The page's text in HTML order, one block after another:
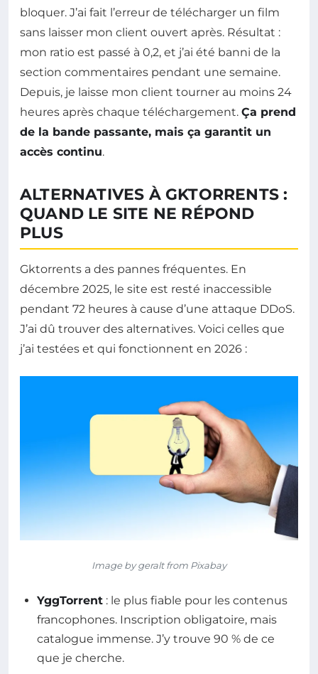
bloquer. J’ai fait l’erreur de télécharger un film
sans laisser mon client ouvert après. Résultat :
mon ratio est passé à 0,2, et j’ai été banni de la
section commentaires pendant une semaine.
Depuis, je laisse mon client tourner au moins 24
heures après chaque téléchargement. Ça prend
de la bande passante, mais ça garantit un
accès continu.
ALTERNATIVES À GKTORRENTS :
QUAND LE SITE NE RÉPOND
PLUS
Gktorrents a des pannes fréquentes. En
décembre 2025, le site est resté inaccessible
pendant 72 heures à cause d’une attaque DDoS.
J’ai dû trouver des alternatives. Voici celles que
j’ai testées et qui fonctionnent en 2026 :
Image by geralt from Pixabay
YggTorrent : le plus fiable pour les contenus
francophones. Inscription obligatoire, mais
catalogue immense. J’y trouve 90 % de ce
que je cherche.